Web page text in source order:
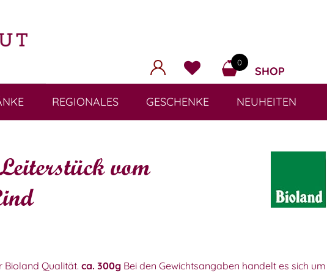
0
SHOP
REGIONALES GESCHENKE NEUHEITEN
vom
Bioland Qualität. ca. 300gBei den Gewichtsangaben handelt es sich um